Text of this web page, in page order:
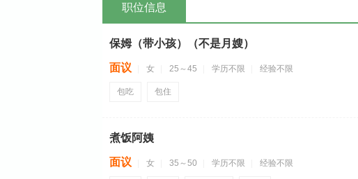
职位信息
保姆（带小孩）（不是月嫂）
面议 女 25～45 学历不限 经验不限
包吃 包住
煮饭阿姨
面议 女 35～50 学历不限 经验不限